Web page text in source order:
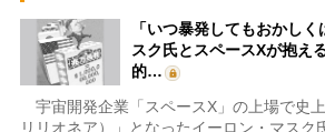
「いつ暴発してもおかし
スク氏とスペースXが抱え
的…
宇宙開発企業「スペースX」の上場で史
リリオネア）」となったイーロン・マスク